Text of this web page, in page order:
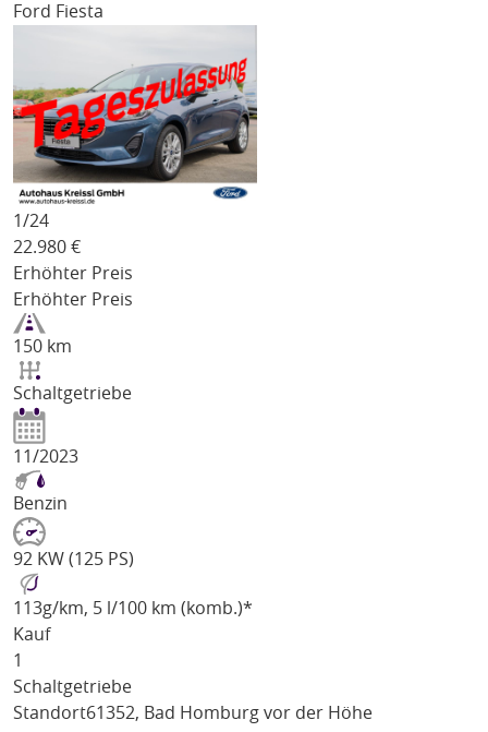
Ford Fiesta
1/24
22.980 €
Erhöhter Preis
Erhöhter Preis
150 km
Schaltgetriebe
11/2023
Benzin
92 KW (125 PS)
113g/km, 5 l/100 km (komb.)*
Kauf
1
Schaltgetriebe
Standort61352, Bad Homburg vor der Höhe